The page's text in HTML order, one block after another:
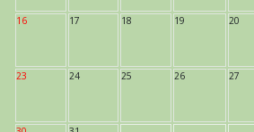
16 17 18 19 20
23 24 25 26 27